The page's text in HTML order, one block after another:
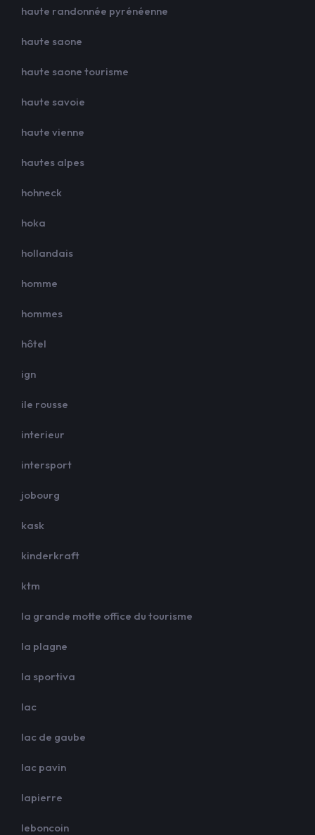
haute randonnée pyrénéenne
haute saone
haute saone tourisme
haute savoie
haute vienne
hautes alpes
hohneck
hoka
hollandais
homme
hommes
hôtel
ign
ile rousse
interieur
intersport
jobourg
kask
kinderkraft
ktm
la grande motte office du tourisme
la plagne
la sportiva
lac
lac de gaube
lac pavin
lapierre
leboncoin